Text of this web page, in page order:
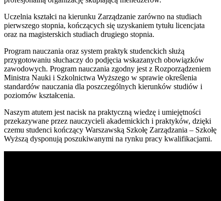
Uczelnia kształci na kierunku Zarządzanie zarówno na studiach
pierwszego stopnia, kończących się uzyskaniem tytułu licencjata
oraz na magisterskich studiach drugiego stopnia.
Program nauczania oraz system praktyk studenckich służą
przygotowaniu słuchaczy do podjęcia wskazanych obowiązków
zawodowych. Program nauczania zgodny jest z Rozporządzeniem
Ministra Nauki i Szkolnictwa Wyższego w sprawie określenia
standardów nauczania dla poszczególnych kierunków studiów i
poziomów kształcenia.
Naszym atutem jest nacisk na praktyczną wiedzę i umiejętności
przekazywane przez nauczycieli akademickich i praktyków, dzięki
czemu studenci kończący Warszawską Szkołę Zarządzania – Szkołę
Wyższą dysponują poszukiwanymi na rynku pracy kwalifikacjami.